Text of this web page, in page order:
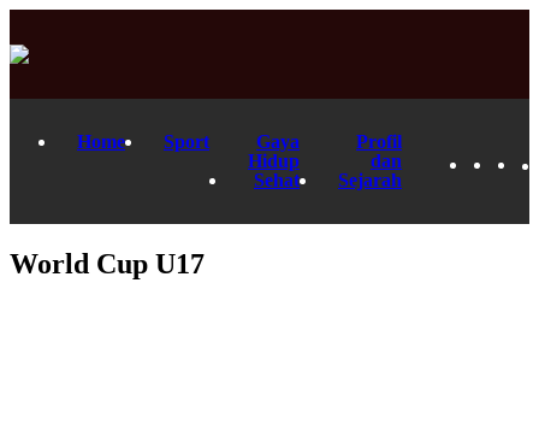
Home Sport
Gaya
Hidup
Sehat
Profil
dan
Sejarah
World Cup U17